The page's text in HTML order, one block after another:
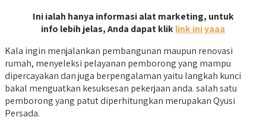
Ini ialah hanya informasi alat marketing, untuk
info lebih jelas, Anda dapat kliklink ini yaaa
Kala ingin menjalankan pembangunan maupun renovasi
rumah, menyeleksi pelayanan pemborong yang mampu
dipercayakan dan juga berpengalaman yaitu langkah kunci
bakal menguatkan kesuksesan pekerjaan anda. salah satu
pemborong yang patut diperhitungkan merupakan Qyusi
Persada.